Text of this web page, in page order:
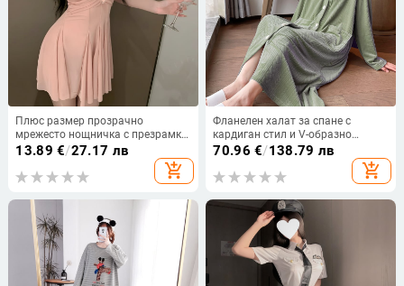
Плюс размер прозрачно
мрежесто нощничка с презрамки
– секси спално бельо
13.89 €/27.17 лв
add_shopping_cart
Фланелен халат за спане с
кардиган стил и V-образно
деколте, дълги ръкави и дълга
Дебелина: 201–250 г/м²; Основна
70.96 €/138.79 лв
add_shopping_cart